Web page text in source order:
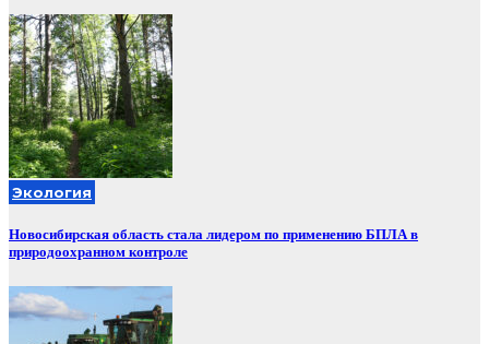
Экология
Новосибирская область стала лидером по применению БПЛА в
природоохранном контроле